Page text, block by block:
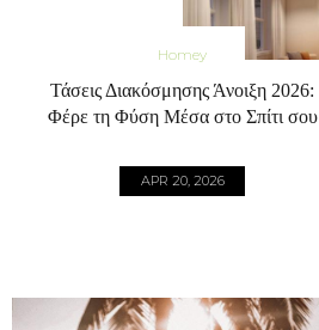
Homey
Τάσεις Διακόσμησης Άνοιξη 2026:
Φέρε τη Φύση Μέσα στο Σπίτι σου
APR 20, 2026